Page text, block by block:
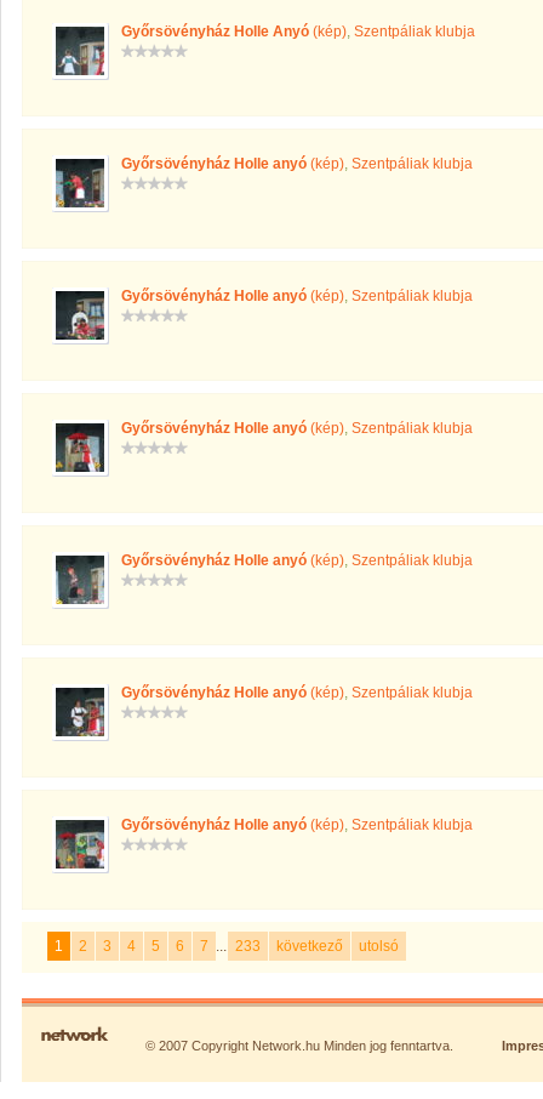
Győrsövényház Holle Anyó (kép), Szentpáliak klubja
Győrsövényház Holle anyó (kép), Szentpáliak klubja
Győrsövényház Holle anyó (kép), Szentpáliak klubja
Győrsövényház Holle anyó (kép), Szentpáliak klubja
Győrsövényház Holle anyó (kép), Szentpáliak klubja
Győrsövényház Holle anyó (kép), Szentpáliak klubja
Győrsövényház Holle anyó (kép), Szentpáliak klubja
1 2 3 4 5 6 7 ... 233 következő utolsó
© 2007 Copyright Network.hu Minden jog fenntartva.